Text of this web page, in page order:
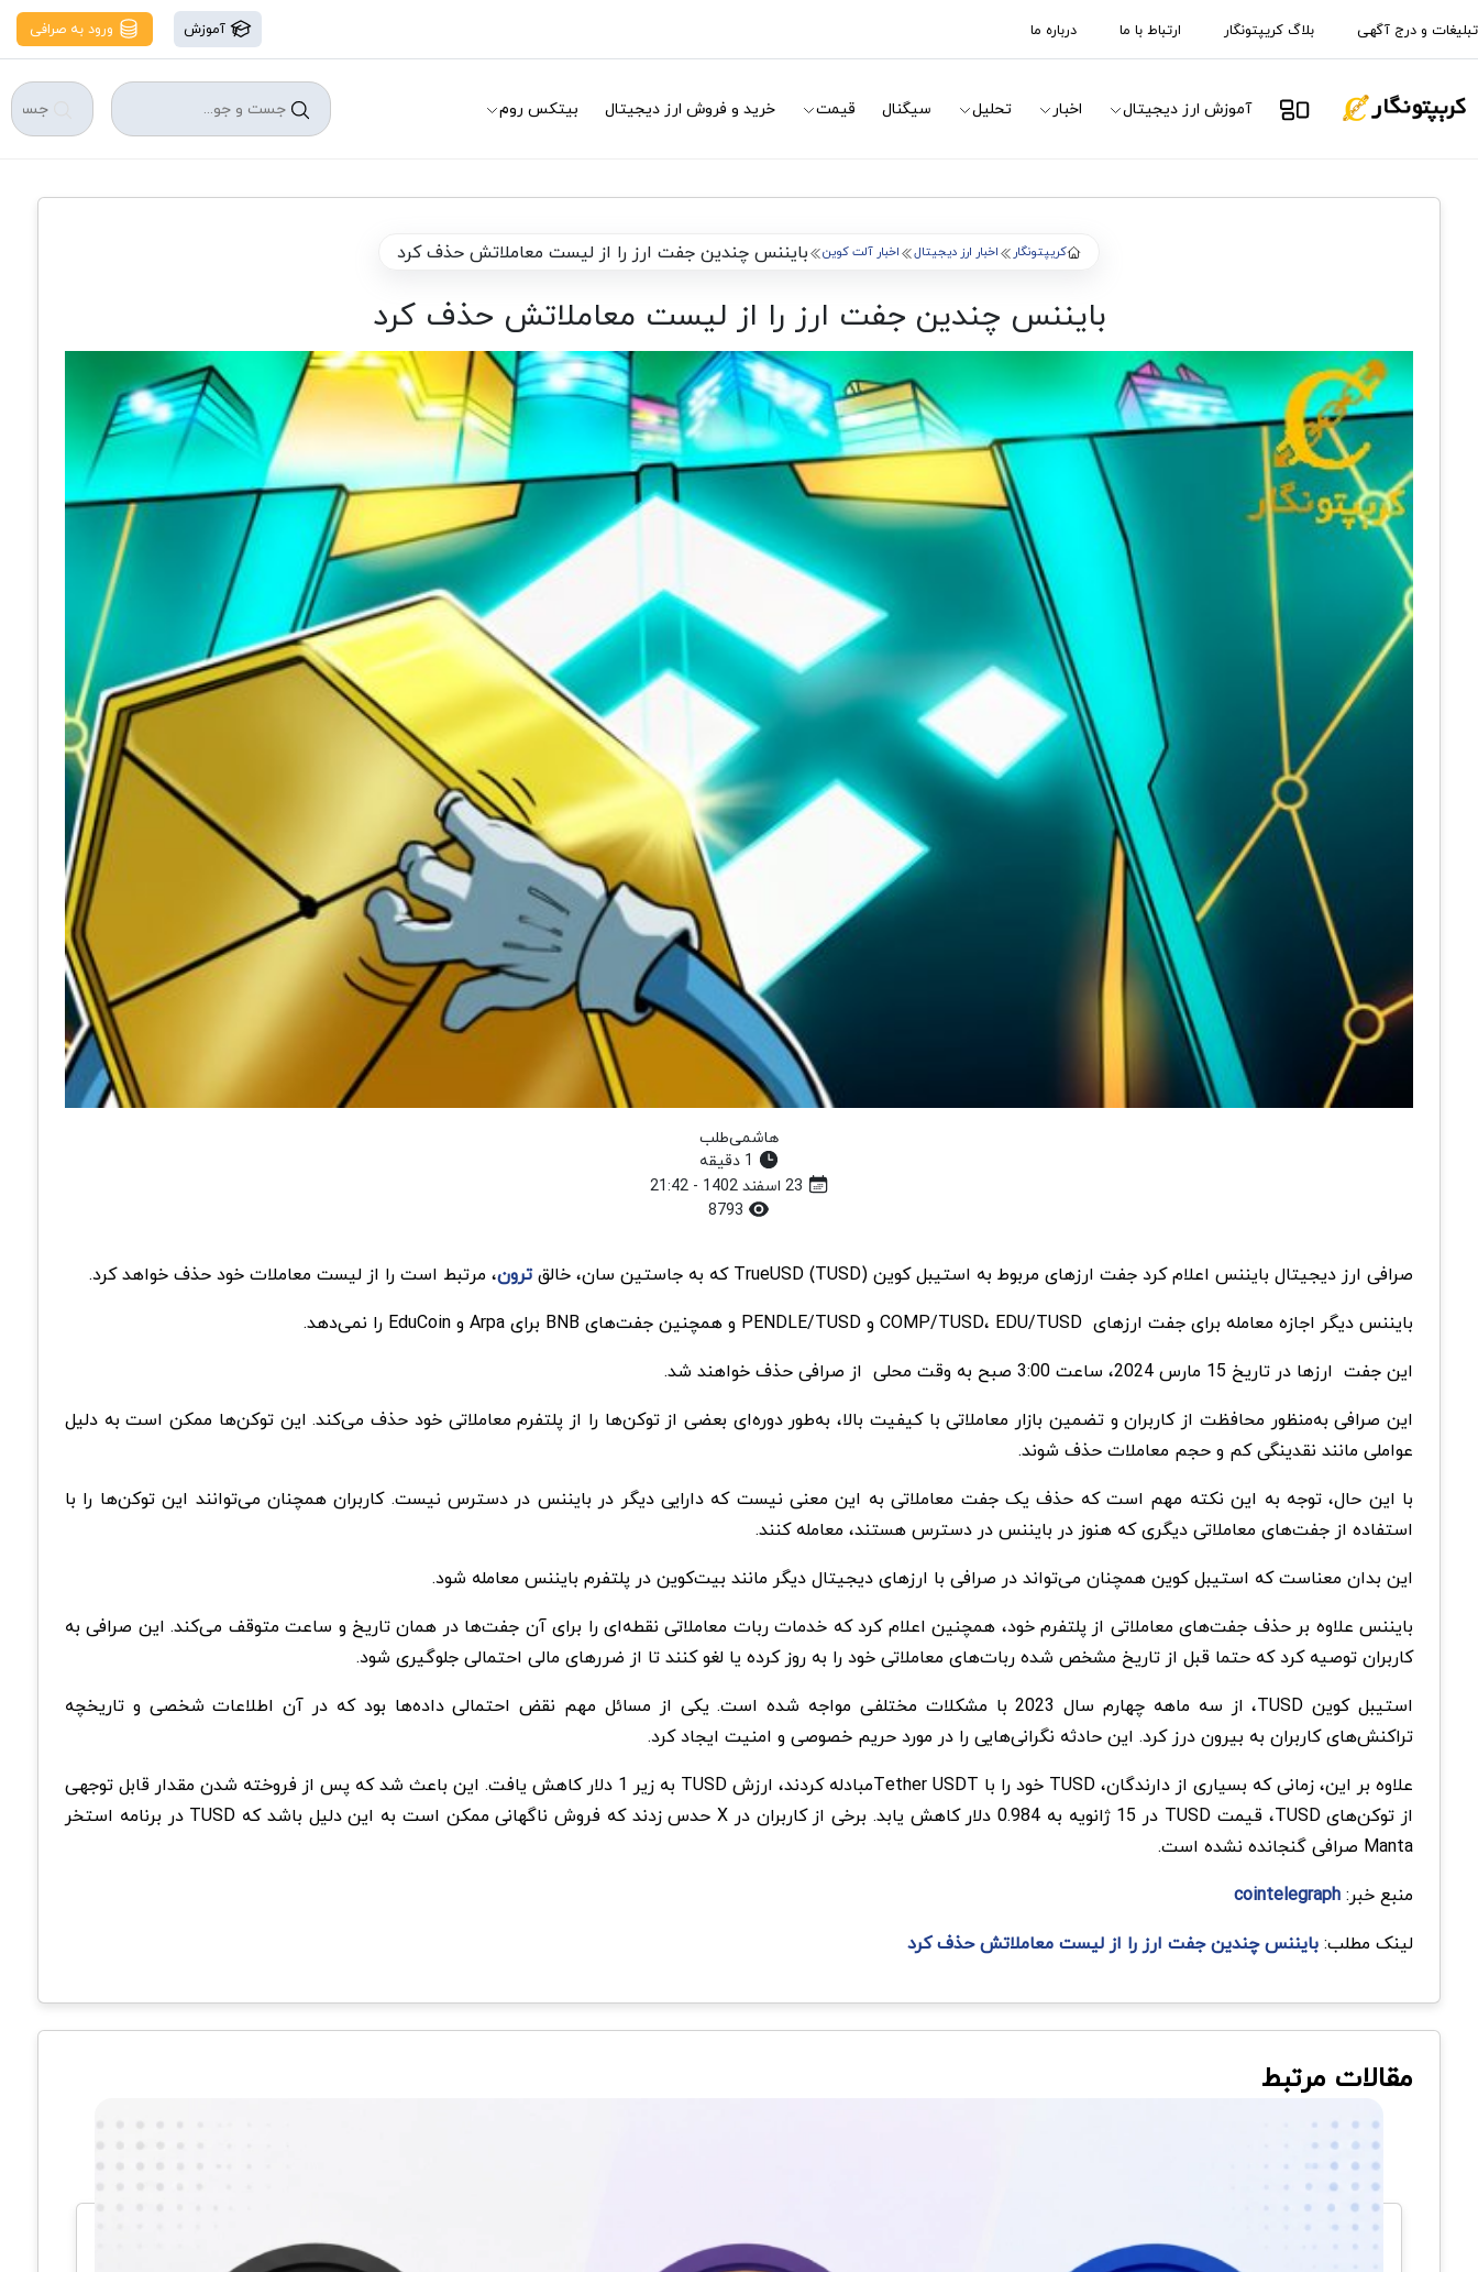
تبلیغات و درج آگهی بلاگ کریپتونگار ارتباط با ما درباره ما آموزش ورود به صرافی
آموزش ارز دیجیتال اخبار تحلیل سیگنال قیمت خرید و فروش ارز دیجیتال بیتکس روم
کریپتونگار اخبار ارز دیجیتال اخبار آلت کوین بایننس چندین جفت ارز را از لیست معاملاتش حذف کرد
بایننس چندین جفت ارز را از لیست معاملاتش حذف کرد
هاشمی‌طلب
صرافی ارز دیجیتال بایننس اعلام کرد جفت ارزهای مربوط به استیبل کوین TrueUSD (TUSD) که به جاستین سان، خالق ترون، مرتبط است را از لیست معاملات خود حذف خواهد کرد.
بایننس دیگر اجازه معامله برای جفت‌ ارزهای COMP/TUSD، EDU/TUSD و PENDLE/TUSD و همچنین جفت‌های BNB برای Arpa و EduCoin را نمی‌دهد.
این جفت ارزها در تاریخ 15 مارس 2024، ساعت 3:00 صبح به وقت محلی از صرافی حذف خواهند شد.
این صرافی به‌منظور محافظت از کاربران و تضمین بازار معاملاتی با کیفیت بالا، به‌طور دوره‌ای بعضی از توکن‌ها را از پلتفرم معاملاتی خود حذف می‌کند. این توکن‌ها ممکن است به دلیل
عواملی مانند نقدینگی کم و حجم معاملات حذف شوند.
با این حال، توجه به این نکته مهم است که حذف یک جفت معاملاتی به این معنی نیست که دارایی دیگر در بایننس در دسترس نیست. کاربران همچنان می‌توانند این توکن‌ها را با
استفاده از جفت‌های معاملاتی دیگری که هنوز در بایننس در دسترس هستند، معامله کنند.
این بدان معناست که استیبل کوین همچنان می‌تواند در صرافی با ارزهای دیجیتال دیگر مانند بیت‌کوین در پلتفرم بایننس معامله شود.
بایننس علاوه بر حذف جفت‌های معاملاتی از پلتفرم خود، همچنین اعلام کرد که خدمات ربات معاملاتی نقطه‌ای را برای آن جفت‌ها در همان تاریخ و ساعت متوقف می‌کند. این صرافی به
کاربران توصیه کرد که حتما قبل از تاریخ مشخص شده ربات‌های معاملاتی خود را به روز کرده یا لغو کنند تا از ضررهای مالی احتمالی جلوگیری شود.
استیبل کوین TUSD، از سه ماهه چهارم سال 2023 با مشکلات مختلفی مواجه شده است. یکی از مسائل مهم نقض احتمالی داده‌ها بود که در آن اطلاعات شخصی و تاریخچه
تراکنش‌های کاربران به بیرون درز کرد. این حادثه نگرانی‌هایی را در مورد حریم خصوصی و امنیت ایجاد کرد.
علاوه بر این، زمانی که بسیاری از دارندگان، TUSD خود را با Tether USDTمبادله کردند، ارزش TUSD به زیر 1 دلار کاهش یافت. این باعث شد که پس از فروخته شدن مقدار قابل توجهی
از توکن‌های TUSD، قیمت TUSD در 15 ژانویه به 0.984 دلار کاهش یابد. برخی از کاربران در X حدس زدند که فروش ناگهانی ممکن است به این دلیل باشد که TUSD در برنامه استخر
Manta صرافی گنجانده نشده است.
منبع خبر:cointelegraph
لینک مطلب:بایننس چندین جفت ارز را از لیست معاملاتش حذف کرد
مقالات مرتبط